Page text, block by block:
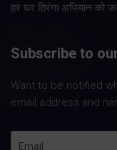
हर घर तिरंगा अभियान को
Subscribe to
Want to be notified
email address and